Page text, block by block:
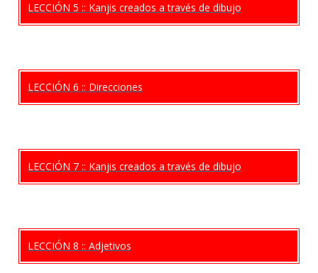
LECCIÓN 5 :: Kanjis creados a través de dibujo
LECCIÓN 6 :: Direcciones
LECCIÓN 7 :: Kanjis creados a través de dibujo
LECCIÓN 8 :: Adjetivos